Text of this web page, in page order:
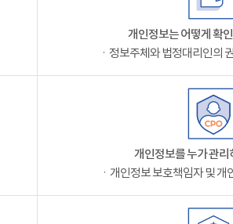
개인정보는 어떻게 확
ㆍ정보주체와 법정대리인의
개인정보를 누가 관리
ㆍ개인정보 보호책임자 및 개